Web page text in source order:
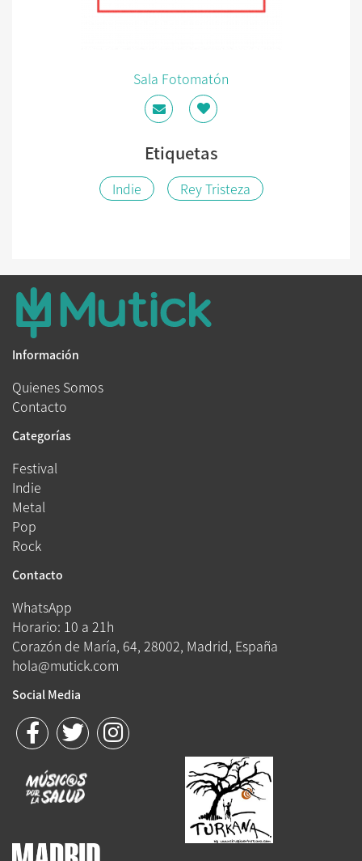
Sala Fotomatón
Etiquetas
Indie Rey Tristeza
Información
Quienes Somos
Contacto
Categorías
Festival
Indie
Metal
Pop
Rock
Contacto
WhatsApp
Horario: 10 a 21h
Corazón de María, 64, 28002, Madrid, España
hola@mutick.com
Social Media